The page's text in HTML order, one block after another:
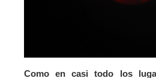
Como en casi todo los